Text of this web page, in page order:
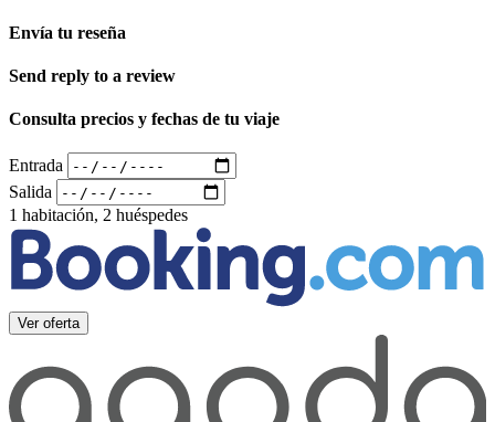
Envía tu reseña
Send reply to a review
Consulta precios y fechas de tu viaje
Entrada
Salida
1 habitación, 2 huéspedes
Ver oferta